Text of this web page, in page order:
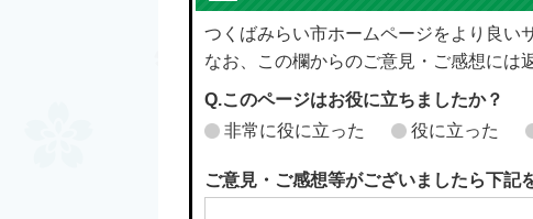
つくばみらい市ホームページをより良い
なお、この欄からのご意見・ご感想には
Q.このページはお役に立ちましたか？
非常に役に立った
役に立った
ご意見・ご感想等がございましたら下記